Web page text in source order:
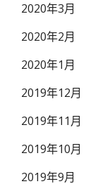
2020年3月
2020年2月
2020年1月
2019年12月
2019年11月
2019年10月
2019年9月